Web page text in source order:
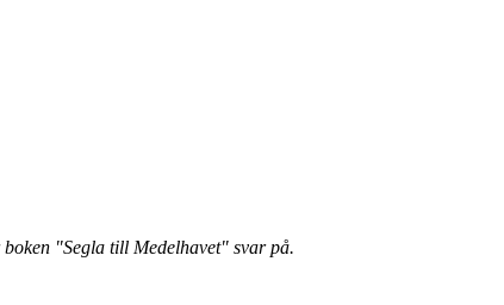
"Segla till Medelhavet" svar på.